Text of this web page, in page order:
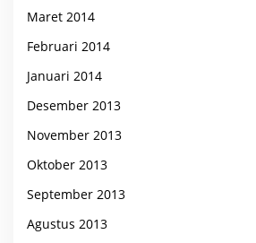
Maret 2014
Februari 2014
Januari 2014
Desember 2013
November 2013
Oktober 2013
September 2013
Agustus 2013